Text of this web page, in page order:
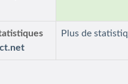
Plus de